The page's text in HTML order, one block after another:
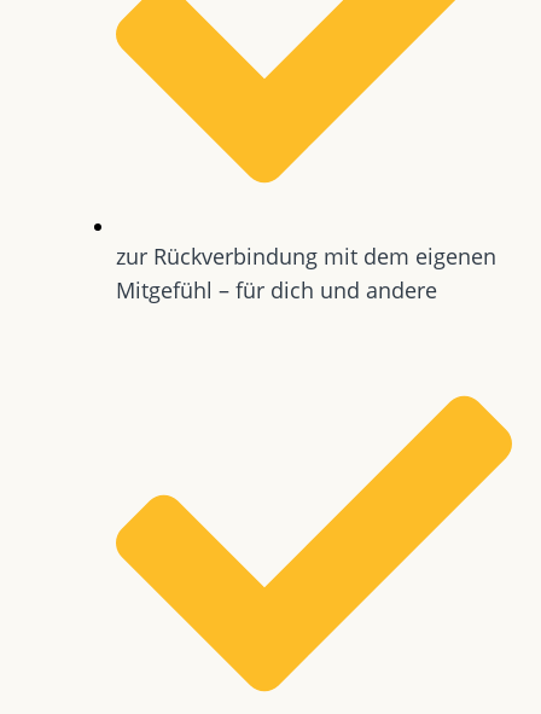
zur Rückverbindung mit dem eigenen
Mitgefühl – für dich und andere